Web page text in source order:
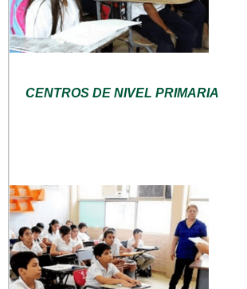
CENTROS DE NIVEL PRIMARIA